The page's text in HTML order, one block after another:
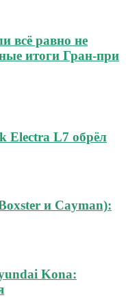
всё равно не
итоги Гран-при
Electra L7 обрёл
и Cayman):
Kona: